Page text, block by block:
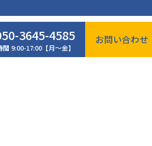
3645-4585
間9:00-17:00【月～金】
お問い合わせ